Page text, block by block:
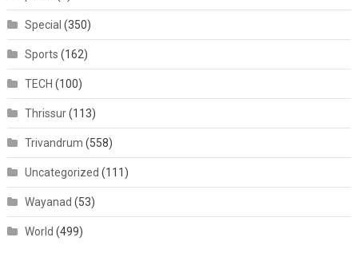
Special (350)
Sports (162)
TECH (100)
Thrissur(113)
Trivandrum (558)
Uncategorized (111)
Wayanad (53)
World (499)